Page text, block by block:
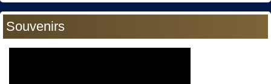
Souvenirs